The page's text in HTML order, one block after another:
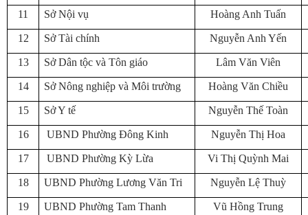
11 Sở Nội vụ Hoàng Anh Tuấn
12 Sở Tài chính Nguyễn Anh Yến
13 Sở Dân tộc và Tôn giáo Lâm Văn Viên
14 Sở Nông nghiệp và Môi trường Hoàng Văn Chiều
15 Sở Y tế Nguyễn Thế Toàn
16 UBND Phường Đông Kinh Nguyễn Thị Hoa
17 UBND Phường Kỳ Lừa Vi Thị Quỳnh Mai
18 UBND Phường Lương Văn Tri Nguyễn Lệ Thuỳ
19 UBND Phường Tam Thanh Vũ Hồng Trung